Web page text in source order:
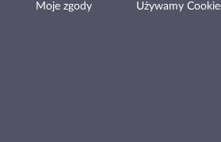
Moje zgody Używamy